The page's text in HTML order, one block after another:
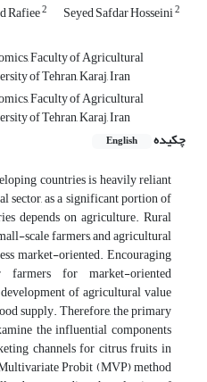
Rafiee2 Seyed Safdar Hosseini2
Faculty of Agricultural
of Tehran, Karaj, Iran
Faculty of Agricultural
of Tehran, Karaj, Iran
چکیده
English
countries is heavily reliant
sector, as a significant portion of
depends on agriculture. Rural
scale farmers, and agricultural
market-oriented. Encouraging
farmers for market-oriented
of agricultural value
supply. Therefore, the primary
the influential components
channels for citrus fruits in
Probit (MVP) method